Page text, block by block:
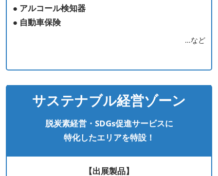
● アルコール検知器
● 自動車保険
…など
サステナブル経営ゾーン
脱炭素経営・SDGs促進サービスに
特化したエリアを特設！
【出展製品】